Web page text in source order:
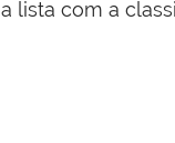
a lista com a